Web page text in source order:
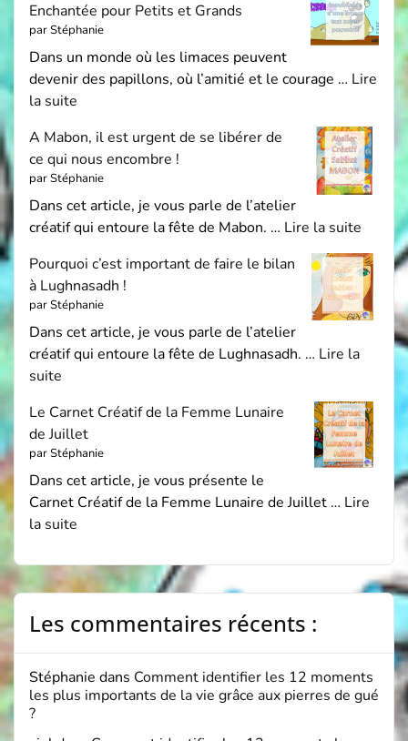
Enchantée pour Petits et Grands
par Stéphanie
Dans un monde où les limaces peuvent
devenir des papillons, où l’amitié et le courage … Lire
la suite
A Mabon, il est urgent de se libérer de
ce qui nous encombre !
par Stéphanie
Dans cet article, je vous parle de l’atelier
créatif qui entoure la fête de Mabon. … Lire la suite
Pourquoi c’est important de faire le bilan
à Lughnasadh !
par Stéphanie
Dans cet article, je vous parle de l’atelier
créatif qui entoure la fête de Lughnasadh. … Lire la
suite
Le Carnet Créatif de la Femme Lunaire
de Juillet
par Stéphanie
Dans cet article, je vous présente le
Carnet Créatif de la Femme Lunaire de Juillet … Lire
la suite
Les commentaires récents :
Stéphanie dans Comment identifier les 12 moments
les plus importants de la vie grâce aux pierres de gué
?